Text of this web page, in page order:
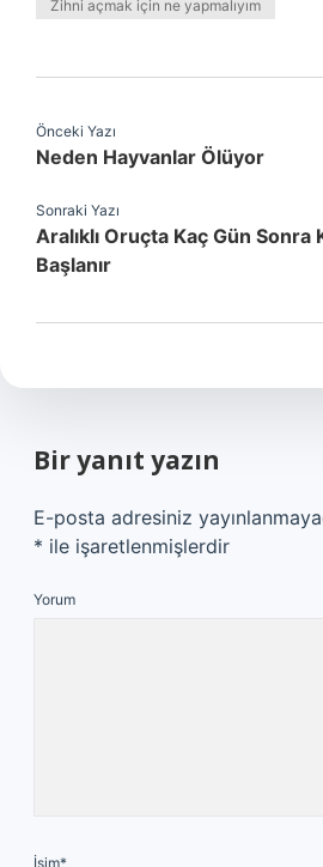
Zihni açmak için ne yapmalıyım
Önceki Yazı
Neden Hayvanlar Ölüyor
Sonraki Yazı
Aralıklı Oruçta Kaç Gün
Başlanır
Bir yanıt yazın
E-posta adresiniz
* ile işaretlenmişlerdir
Yorum
İsim*